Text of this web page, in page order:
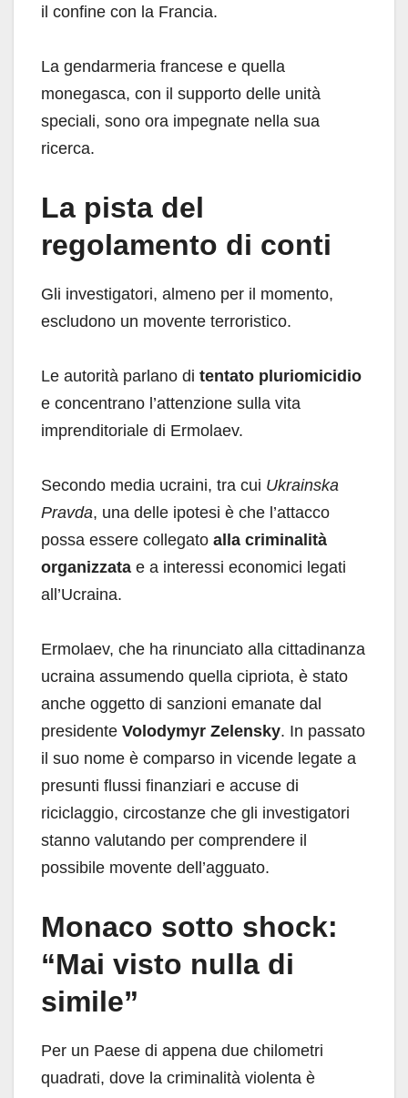
il confine con la Francia.
La gendarmeria francese e quella
monegasca, con il supporto delle unità
speciali, sono ora impegnate nella sua
ricerca.
La pista del
regolamento di conti
Gli investigatori, almeno per il momento,
escludono un movente terroristico.
Le autorità parlano di tentato pluriomicidio
e concentrano l’attenzione sulla vita
imprenditoriale di Ermolaev.
Secondo media ucraini, tra cui Ukrainska
Pravda, una delle ipotesi è che l’attacco
possa essere collegato alla criminalità
organizzata e a interessi economici legati
all’Ucraina.
Ermolaev, che ha rinunciato alla cittadinanza
ucraina assumendo quella cipriota, è stato
anche oggetto di sanzioni emanate dal
presidente Volodymyr Zelensky. In passato
il suo nome è comparso in vicende legate a
presunti flussi finanziari e accuse di
riciclaggio, circostanze che gli investigatori
stanno valutando per comprendere il
possibile movente dell’agguato.
Monaco sotto shock:
“Mai visto nulla di
simile”
Per un Paese di appena due chilometri
quadrati, dove la criminalità violenta è